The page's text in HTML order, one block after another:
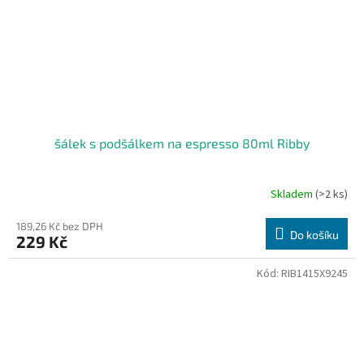
šálek s podšálkem na espresso 80ml Ribby
Skladem (>2 ks)
189,26 Kč bez DPH
229 Kč Do košíku
Kód: RIB1415X9245